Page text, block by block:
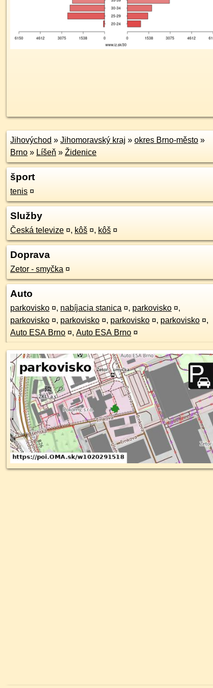
Jihovýchod » Jihomoravský kraj » okres Brno-město »
Brno » Líšeň » Židenice
šport
tenis ¤
Služby
Česká televize ¤, kôš ¤, kôš ¤
Doprava
Zetor - smyčka ¤
Auto
parkovisko ¤, nabíjacia stanica ¤, parkovisko ¤,
parkovisko ¤, parkovisko ¤, parkovisko ¤, parkovisko ¤,
Auto ESA Brno ¤, Auto ESA Brno ¤